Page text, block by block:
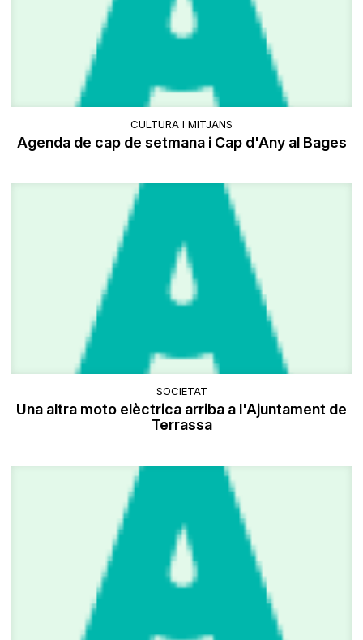
CULTURA I MITJANS
Agenda de cap de setmana i Cap d'Any al Bages
SOCIETAT
Una altra moto elèctrica arriba a l'Ajuntament de
Terrassa